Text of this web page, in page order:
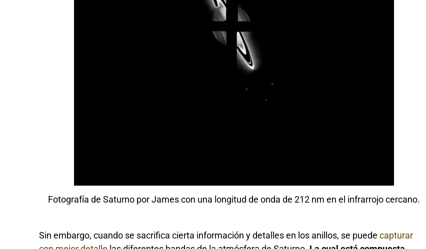
Fotografía de Saturno por James con una longitud de onda de 212 nm en el infrarrojo cercano.
Sin embargo, cuando se sacrifica cierta información y detalles en los anillos, se puedecapturar